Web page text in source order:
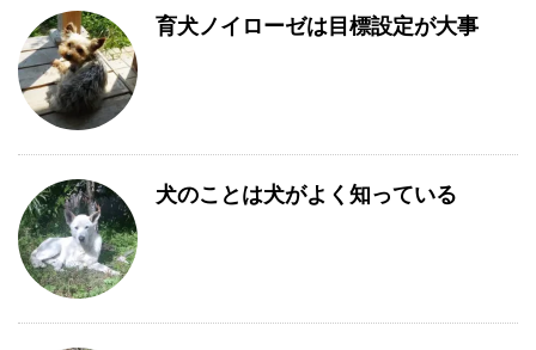
育犬ノイローゼは目標設定が大事
犬のことは犬がよく知っている